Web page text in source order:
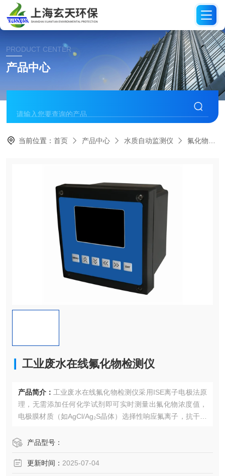
PRODUCT CENTER
产品中心
当前位置：首页 产品中心 水质自动监测仪 氟化物分析仪
工业废水在线氟化物检测仪
产品简介： 工业废水在线氟化物检测仪采用ISE离子电极法原
理，无需添加任何化学试剂即可实时测量出氟化物浓度值，
电极膜材质（如AgCl/Ag₂S晶体）选择性响应氟离子，抗干扰
产品型号：
更新时间： 2025-07-04